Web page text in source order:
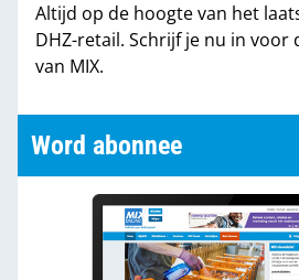
Partners
Altijd op de hoogte van het
DHZ-retail. Schrijf je nu in voor
van MIX.
Word abonnee